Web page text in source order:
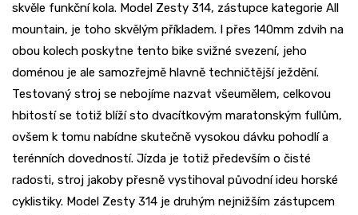
skvěle funkční kola. Model Zesty 314, zástupce kategorie All
mountain, je toho skvělým příkladem. I přes 140mm zdvih na
obou kolech poskytne tento bike svižné svezení, jeho
doménou je ale samozřejmě hlavně techničtější ježdění.
Testovaný stroj se nebojíme nazvat všeumělem, celkovou
hbitostí se totiž blíží sto dvacítkovým maratonským fullům,
ovšem k tomu nabídne skutečně vysokou dávku pohodlí a
terénních dovedností. Jízda je totiž především o čisté
radosti, stroj jakoby přesně vystihoval původní ideu horské
cyklistiky. Model Zesty 314 je druhým nejnižším zástupcem